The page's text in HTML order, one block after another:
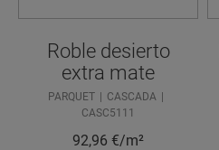
Roble desierto
extra mate
PARQUET
CASCADA
CASC5111
92,96 €/m²